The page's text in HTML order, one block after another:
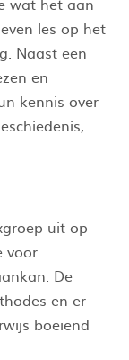
les op het
Naast een
en
kennis over
uit op
voor
De
en er
boeiend